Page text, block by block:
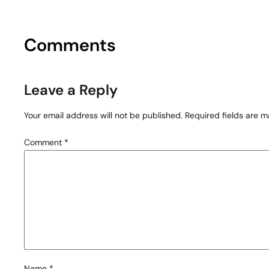
Comments
Leave a Reply
Your email address will not be published. Required fields are
Comment *